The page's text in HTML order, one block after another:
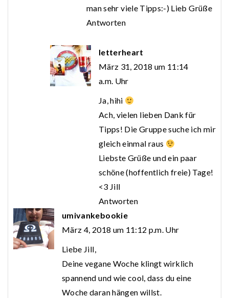
man sehr viele Tipps:-) Lieb Grüße
Antworten
letterheart
März 31, 2018 um 11:14
a.m. Uhr
Ja, hihi
Ach, vielen lieben Dank für
Tipps! Die Gruppe suche ich mir
gleich einmal raus
Liebste Grüße und ein paar
schöne (hoffentlich freie) Tage!
<3 Jill
Antworten
umivankebookie
März 4, 2018 um 11:12 p.m. Uhr
Liebe Jill,
Deine vegane Woche klingt wirklich
spannend und wie cool, dass du eine
Woche daran hängen willst.